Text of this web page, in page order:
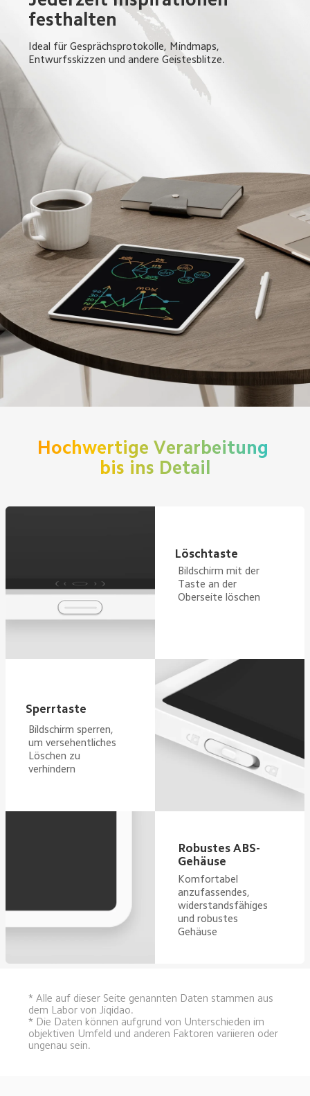
festhalten
Ideal für Gesprächsprotokolle, Mindmaps,
Entwurfsskizzen und andere Geistesblitze.
Hochwertige Verarbeitung
bis ins Detail
Löschtaste
Bildschirm mit der
Taste an der
Oberseite löschen
Sperrtaste
Bildschirm sperren,
um versehentliches
Löschen zu
verhindern
Robustes ABS-
Gehäuse
Komfortabel
anzufassendes,
widerstandsfähiges
und robustes
Gehäuse
* Alle auf dieser Seite genannten Daten stammen aus
dem Labor von Jiqidao.
* Die Daten können aufgrund von Unterschieden im
objektiven Umfeld und anderen Faktoren variieren oder
ungenau sein.